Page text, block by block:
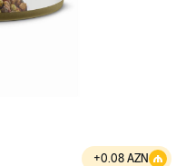
+0.08 AZN